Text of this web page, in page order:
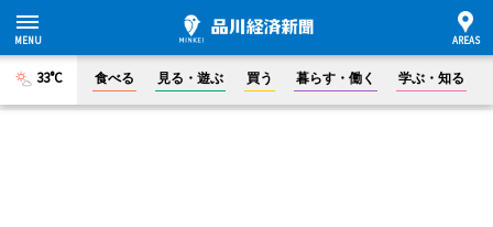
33°C 食べる 見る・遊ぶ 買う 暮らす・働く 学ぶ・知る